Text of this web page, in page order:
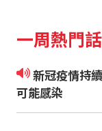
一周熱門
新冠疫情持續飆升 常見八大症狀 沒發燒也
可能感染